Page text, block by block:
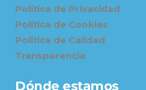
Política de Privacidad
Política de Cookies
Política de Calidad
Transparencia
Dónde estamos